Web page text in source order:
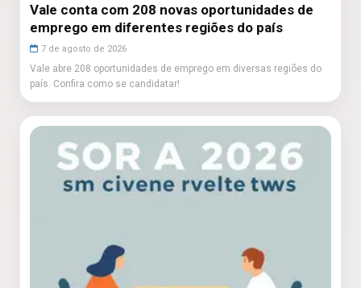
Vale conta com 208 novas oportunidades de
emprego em diferentes regiões do país
7 de agosto de 2026
Vale abre 208 oportunidades de emprego em diversas regiões do
país. Confira como se candidatar!